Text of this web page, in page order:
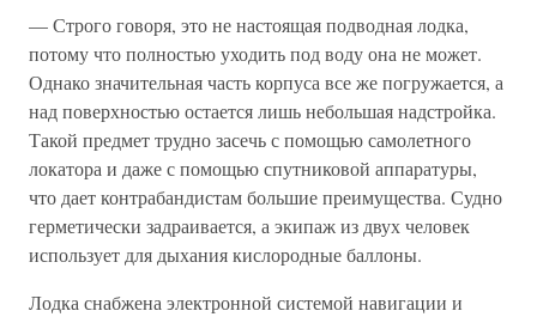
— Строго говоря, это не настоящая подводная лодка,
потому что полностью уходить под воду она не может.
Однако значительная часть корпуса все же погружается, а
над поверхностью остается лишь небольшая надстройка.
Такой предмет трудно засечь с помощью самолетного
локатора и даже с помощью спутниковой аппаратуры,
что дает контрабандистам большие преимущества. Судно
герметически задраивается, а экипаж из двух человек
использует для дыхания кислородные баллоны.
Лодка снабжена электронной системой навигации и